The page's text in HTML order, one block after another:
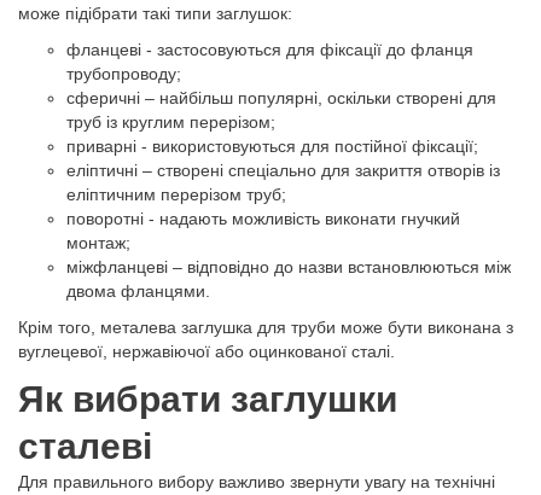
може підібрати такі типи заглушок:
фланцеві - застосовуються для фіксації до фланця
трубопроводу;
сферичні – найбільш популярні, оскільки створені для
труб із круглим перерізом;
приварні - використовуються для постійної фіксації;
еліптичні – створені спеціально для закриття отворів із
еліптичним перерізом труб;
поворотні - надають можливість виконати гнучкий
монтаж;
міжфланцеві – відповідно до назви встановлюються між
двома фланцями.
Крім того, металева заглушка для труби може бути виконана з
вуглецевої, нержавіючої або оцинкованої сталі.
Як вибрати заглушки
сталеві
Для правильного вибору важливо звернути увагу на технічні